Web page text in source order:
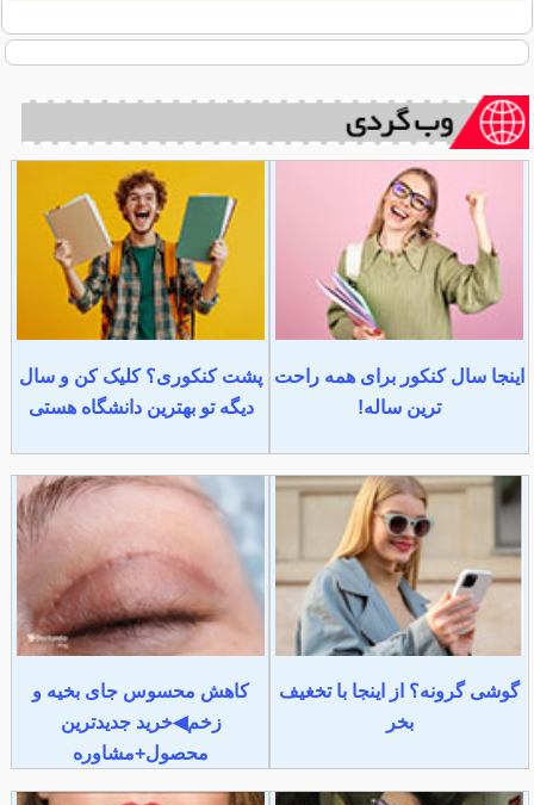
اینجا سال کنکور برای همه راحت
ترین ساله!
پشت کنکوری؟ کلیک کن و سال
دیگه تو بهترین دانشگاه هستی
گوشی گرونه؟ از اینجا با تخغیف
بخر
کاهش محسوس جای بخیه و
زخم◀خرید جدیدترین
محصول+مشاوره